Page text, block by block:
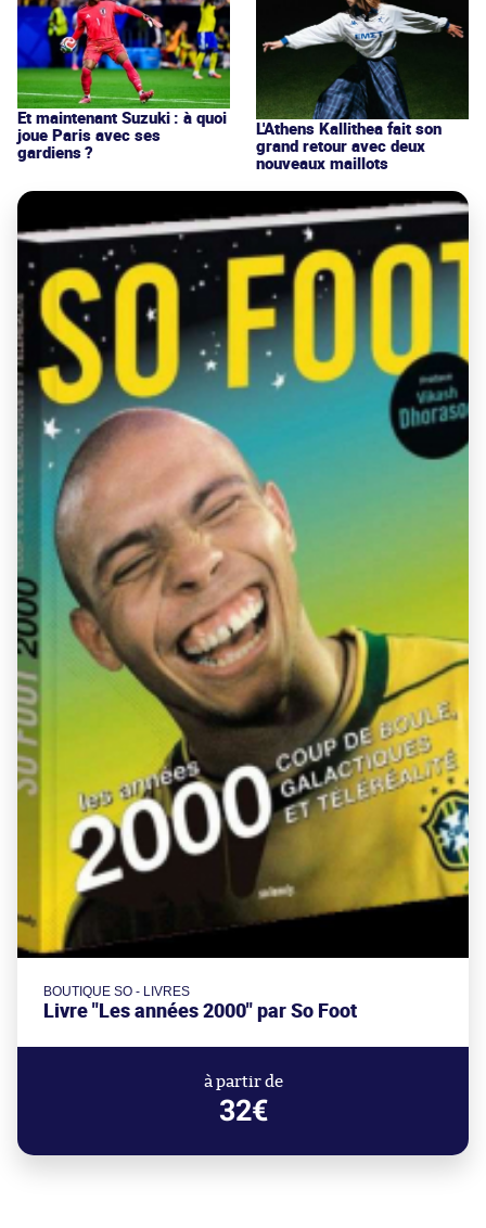
Et maintenant Suzuki : à quoi
joue Paris avec ses
gardiens ?
L'Athens Kallithea fait son
grand retour avec deux
nouveaux maillots
BOUTIQUE SO - LIVRES
Livre "Les années 2000" par So Foot
à partir de
32€